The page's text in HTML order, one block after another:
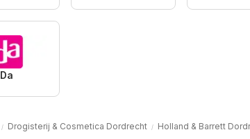
Da
Drogisterij & Cosmetica Dordrecht Holland & Barrett